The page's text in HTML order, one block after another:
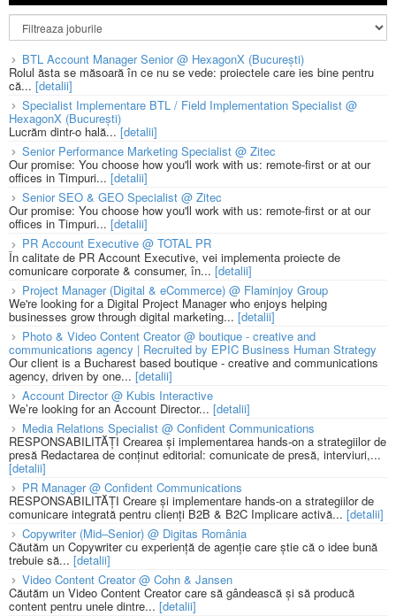
BTL Account Manager Senior @ HexagonX (București)
Rolul ăsta se măsoară în ce nu se vede: proiectele care ies bine pentru
că... [detalii]
Specialist Implementare BTL / Field Implementation Specialist @
HexagonX (București)
Lucrăm dintr-o hală... [detalii]
Senior Performance Marketing Specialist @ Zitec
Our promise: You choose how you'll work with us: remote-first or at our
offices in Timpuri... [detalii]
Senior SEO & GEO Specialist @ Zitec
Our promise: You choose how you'll work with us: remote-first or at our
offices in Timpuri... [detalii]
PR Account Executive @ TOTAL PR
În calitate de PR Account Executive, vei implementa proiecte de
comunicare corporate & consumer, în... [detalii]
Project Manager (Digital & eCommerce) @ Flaminjoy Group
We're looking for a Digital Project Manager who enjoys helping
businesses grow through digital marketing... [detalii]
Photo & Video Content Creator @ boutique - creative and
communications agency | Recruited by EPIC Business Human Strategy
Our client is a Bucharest based boutique - creative and communications
agency, driven by one... [detalii]
Account Director @ Kubis Interactive
We’re looking for an Account Director... [detalii]
Media Relations Specialist @ Confident Communications
RESPONSABILITĂȚI Crearea și implementarea hands-on a strategiilor de
presă Redactarea de conținut editorial: comunicate de presă, interviuri,...
[detalii]
PR Manager @ Confident Communications
RESPONSABILITĂȚI Creare și implementare hands-on a strategiilor de
comunicare integrată pentru clienți B2B & B2C Implicare activă... [detalii]
Copywriter (Mid–Senior) @ Digitas România
Căutăm un Copywriter cu experiență de agenție care știe că o idee bună
trebuie să... [detalii]
Video Content Creator @ Cohn & Jansen
Căutăm un Video Content Creator care să gândească și să producă
content pentru unele dintre... [detalii]